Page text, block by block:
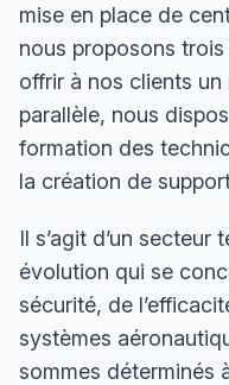
mise en place de
nous proposons
offrir à nos clients un
parallèle, nous
formation des
la création de
Il s’agit d’un
évolution qui se
sécurité, de
systèmes
sommes déterminés